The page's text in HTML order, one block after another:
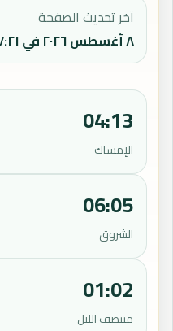
آخر تحديث الصفحة
٨ أغسطس ٢٠٢٦ في ٧:٢١ م
04:13
الإمساك
06:05
الشروق
01:02
منتصف الليل